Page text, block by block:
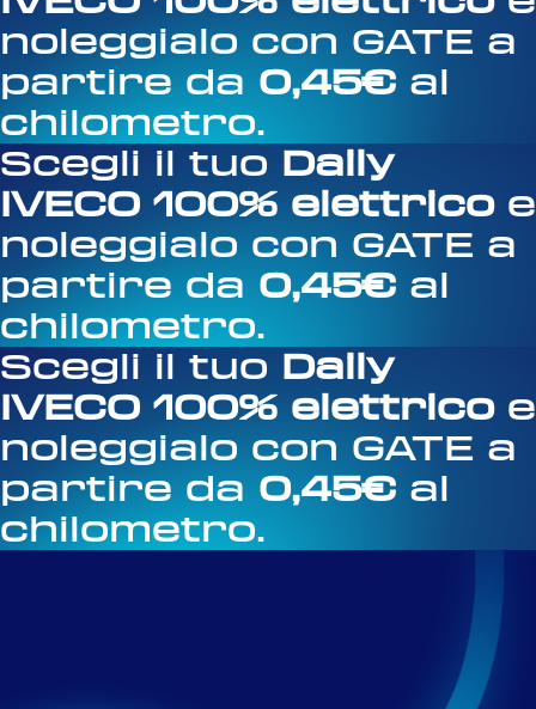
noleggialo con GATE a
partire da 0,45€ al
chilometro.
Scegli il tuo
Daily
IVECO 100% elettrico e
noleggialo con GATE a
partire da 0,45€ al
chilometro.
Scegli il tuo
Daily
IVECO 100% elettrico e
noleggialo con GATE a
partire da 0,45€ al
chilometro.